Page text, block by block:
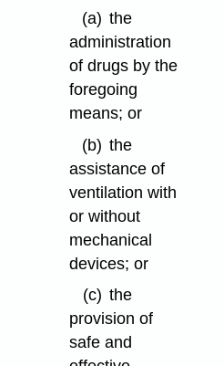
(a) the
administration
of drugs by the
foregoing
means; or
(b) the
assistance of
ventilation with
or without
mechanical
devices; or
(c) the
provision of
safe and